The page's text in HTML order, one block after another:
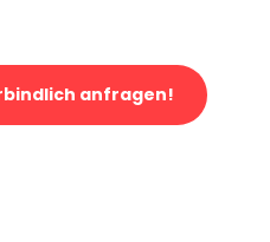
anfragen!